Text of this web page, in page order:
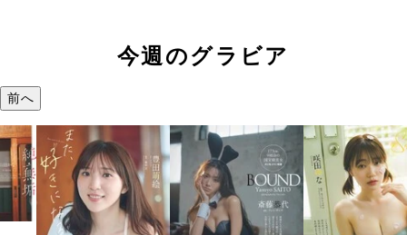
今週のグラビア
前へ